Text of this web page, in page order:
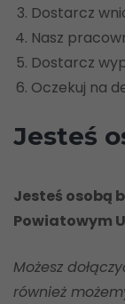
Dostarcz
Nasz
Dostarcz
Oczekuj na
Jesteś
Jesteś osobą
Powiatowym
Możesz
również